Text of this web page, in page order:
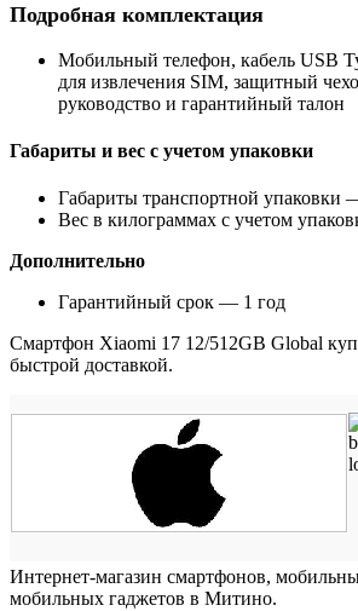
Подробная комплектация
Мобильный телефон, кабель USB
для извлечения SIM, защитный
руководство и гарантийный талон
Габариты и вес с учетом упаковки
Габариты транспортной упаковки
Вес в килограммах с учетом
Дополнительно
Гарантийный срок — 1 год
Смартфон Xiaomi 17 12/512GB Global
быстрой доставкой.
Интернет-магазин смартфонов,
мобильных гаджетов в Митино.